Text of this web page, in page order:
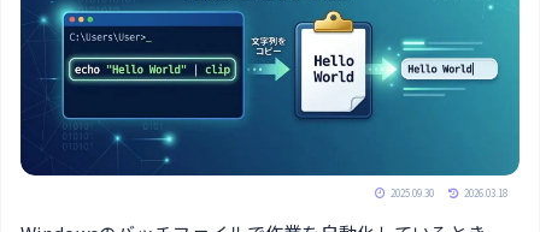
2025.09.30 2026.03.18